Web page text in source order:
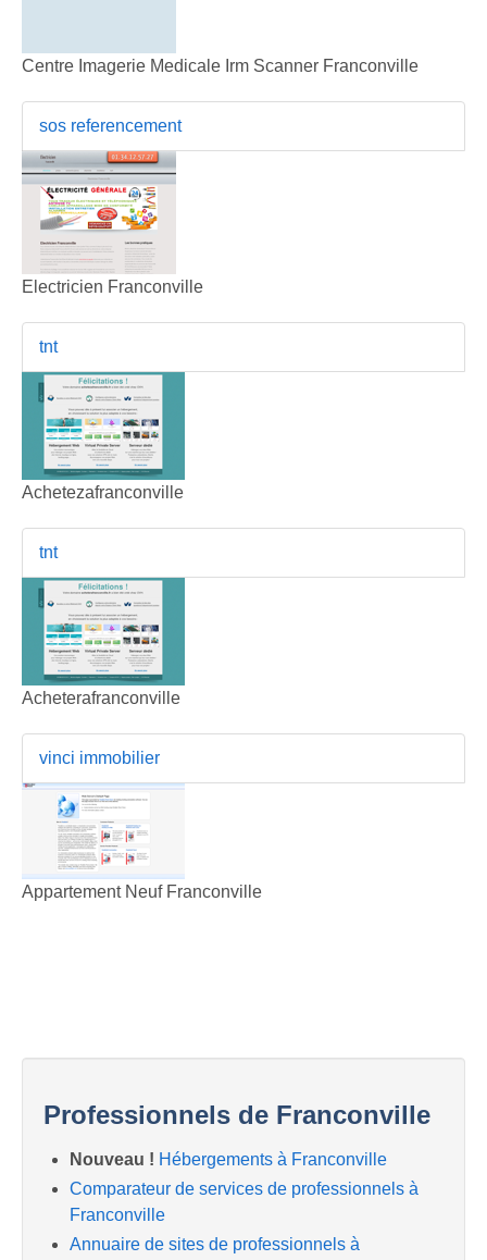
Centre Imagerie Medicale Irm Scanner Franconville
sos referencement
Electricien Franconville
tnt
Achetezafranconville
tnt
Acheterafranconville
vinci immobilier
Appartement Neuf Franconville
Professionnels de Franconville
Nouveau ! Hébergements à Franconville
Comparateur de services de professionnels à
Franconville
Annuaire de sites de professionnels à